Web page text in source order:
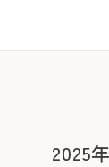
2025